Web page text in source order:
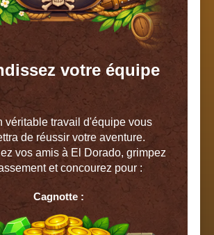
votre équipe
véritable travail d'équipe vous
de réussir votre aventure.
vos amis à El Dorado, grimpez
et concourez pour :
Cagnotte :